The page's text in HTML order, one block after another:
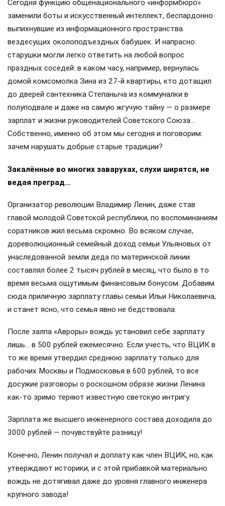
Сегодня функцию общенационального «информбюро»
заменили боты и искусственный интеллект, беспардонно
выпихнувшие из информационного пространства
вездесущих околоподъездных бабушек. И напрасно:
старушки могли легко ответить на любой вопрос
праздных соседей: в каком часу, например, вернулась
домой комсомолка Зина из 27-й квартиры, кто дотащил
до дверей сантехника Степаныча из коммуналки в
полуподвале и даже на самую жгучую тайну — о размере
зарплат и жизни руководителей Советского Союза…
Собственно, именно об этом мы сегодня и поговорим:
зачем нарушать добрые старые традиции?
Закалённые во многих заварухах, слухи ширятся, не
ведая преград…
Организатор революции Владимир Ленин, даже став
главой молодой Советской республики, по воспоминаниям
соратников жил весьма скромно. Во всяком случае,
дореволюционный семейный доход семьи Ульяновых от
унаследованной земли деда по материнской линии
составлял более 2 тысяч рублей в месяц, что было в то
время весьма ощутимым финансовым бонусом. Добавим
сюда приличную зарплату главы семьи Ильи Николаевича,
и станет ясно, что семья явно не бедствовала.
После залпа «Авроры» вождь установил себе зарплату
лишь… в 500 рублей ежемесячно. Если учесть, что ВЦИК в
то же время утвердил среднюю зарплату только для
рабочих Москвы и Подмосковья в 600 рублей, то все
досужие разговоры о роскошном образе жизни Ленина
как-то зримо теряют известную светскую интригу.
Зарплата же высшего инженерного состава доходила до
3000 рублей — почувствуйте разницу!
Конечно, Ленин получал и доплату как член ВЦИК, но, как
утверждают историки, и с этой прибавкой материально
вождь не дотягивал даже до уровня главного инженера
крупного завода!